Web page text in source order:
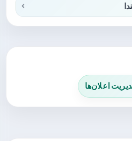
اعلان‌ها